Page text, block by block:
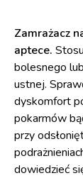
Zamrażacz
aptece.
bolesnego
ustnej.
dyskomfort
pokarmów
przy
dowiedzieć